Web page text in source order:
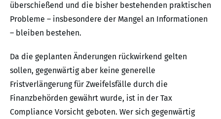
überschießend und die bisher bestehenden praktischen
Probleme – insbesondere der Mangel an Informationen
– bleiben bestehen.
Da die geplanten Änderungen rückwirkend gelten
sollen, gegenwärtig aber keine generelle
Fristverlängerung für Zweifelsfälle durch die
Finanzbehörden gewährt wurde, ist in der Tax
Compliance Vorsicht geboten. Wer sich gegenwärtig